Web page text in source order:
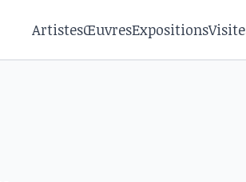
ArtistesŒuvresExpositions